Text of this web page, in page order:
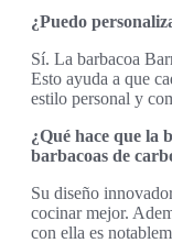
¿Puedo
Sí. La barbacoa
Esto ayuda a que
estilo personal y
¿Qué hace que la
barbacoas de
Su diseño
cocinar mejor.
con ella es